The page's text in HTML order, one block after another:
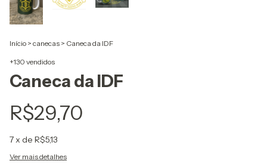
Início > canecas > Caneca da IDF
+130 vendidos
Caneca da IDF
R$29,70
7x de R$5,13
Ver mais detalhes